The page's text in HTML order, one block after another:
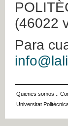
(46022
Para
Quienes somos ::
Universitat